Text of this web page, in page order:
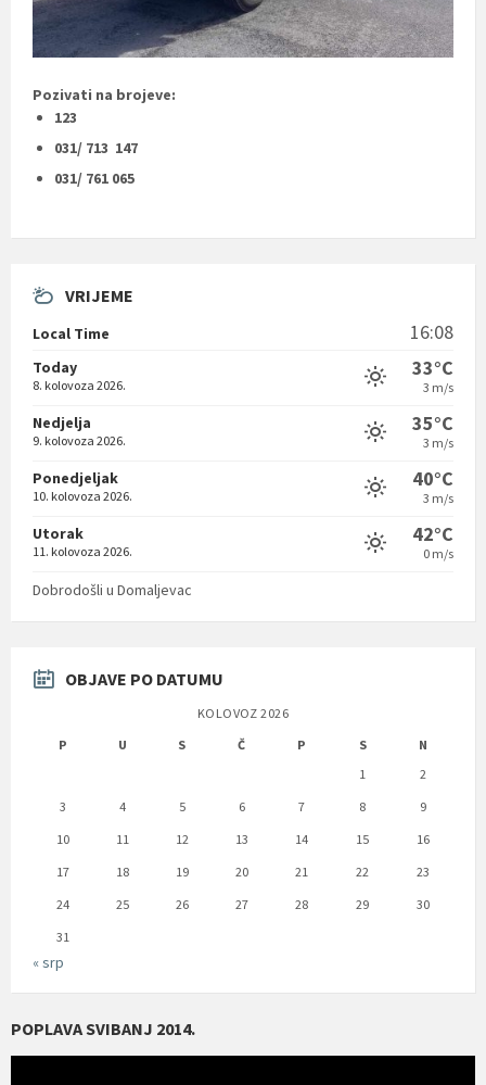
Pozivati na brojeve:
123
031/ 713 147
031/ 761 065
VRIJEME
Local Time 16:08
Today
8. kolovoza 2026.
33°C
3 m/s
Nedjelja
9. kolovoza 2026.
35°C
3 m/s
Ponedjeljak
10. kolovoza 2026.
40°C
3 m/s
Utorak
11. kolovoza 2026.
42°C
0 m/s
Dobrodošli u Domaljevac
OBJAVE PO DATUMU
KOLOVOZ 2026
P
U S Č P S
N
1
2
3
4 5 6 7 8
9
10
11 12 13 14 15
16
17
18 19 20 21 22
23
24
25 26 27 28 29
30
31
« srp
POPLAVA SVIBANJ 2014.